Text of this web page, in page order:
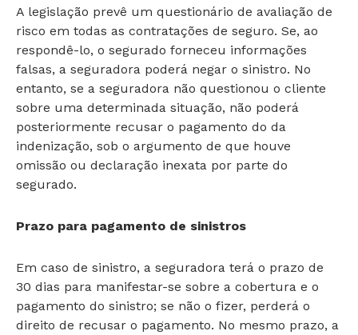
A legislação prevê um questionário de avaliação de
risco em todas as contratações de seguro. Se, ao
respondê-lo, o segurado forneceu informações
falsas, a seguradora poderá negar o sinistro. No
entanto, se a seguradora não questionou o cliente
sobre uma determinada situação, não poderá
posteriormente recusar o pagamento do da
indenização, sob o argumento de que houve
omissão ou declaração inexata por parte do
segurado.
Prazo para pagamento de sinistros
Em caso de sinistro, a seguradora terá o prazo de
30 dias para manifestar-se sobre a cobertura e o
pagamento do sinistro; se não o fizer, perderá o
direito de recusar o pagamento. No mesmo prazo, a